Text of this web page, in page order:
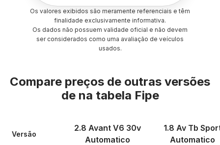
Os valores exibidos são meramente referenciais e têm
finalidade exclusivamente informativa.
Os dados não possuem validade oficial e não devem
ser considerados como uma avaliação de veículos
usados.
Compare preços de outras versões
de na tabela Fipe
Versão
2.8 Avant V6 30v
Automatico
1.8 Av Tb
Automatico